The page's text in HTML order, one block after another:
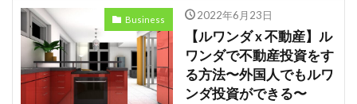
Business 2022年6月23日
【ルワンダ x 不動産】ル
ワンダで不動産投資をす
る方法〜外国人でもルワ
ンダ投資ができる〜
Automated
Congo business
Cacao
Car
Cedi Chat GPT
China
Chocolate
CO2 Germany
GPT-4o
safety
President Paga
paying